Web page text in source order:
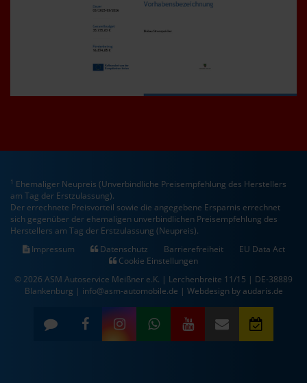
1 Ehemaliger Neupreis (Unverbindliche Preisempfehlung des Herstellers
am Tag der Erstzulassung).
Der errechnete Preisvorteil sowie die angegebene Ersparnis errechnet
sich gegenüber der ehemaligen unverbindlichen Preisempfehlung des
Herstellers am Tag der Erstzulassung (Neupreis).
Impressum
Datenschutz Barrierefreiheit
EU Data Act
Cookie Einstellungen
© 2026 ASM Autoservice Meißner e.K. | Lerchenbreite 11/15 | DE-38889
Blankenburg | info@asm-automobile.de | Webdesign by audaris.de